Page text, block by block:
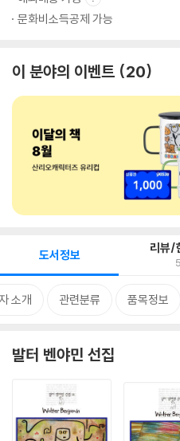
문화비소득공제 가능
이 분야의 이벤트 20
도서정보 리뷰/
5
소개 관련분류 품목정보
발터 벤야민 선집